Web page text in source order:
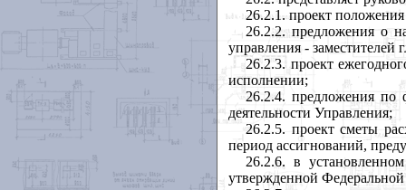
26.2.1. проект
26.2.2. предложения о
управления - заместителей
26.2.3. проект
исполнении;
26.2.4. предложения по
деятельности Управления;
26.2.5. проект сметы
период ассигнований,
26.2.6. в
утвержденной